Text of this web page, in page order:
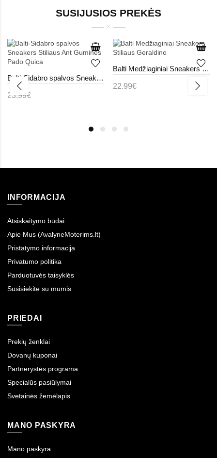
SUSIJUSIOS PREKĖS
Balti-Sidabro spalvos Sneakers Stiliaus Ant Guminės Pado Quica
23.99€
Balti Medžiaginiai Sneakers Stiliaus Geraldino
22.99€
INFORMACIJA
Atsiskaitymo būdai
Apie Mus (AvalyneMoterims.lt)
Pristatymo informacija
Privatumo politika
Parduotuvės taisyklės
Susisiekite su mumis
PRIEDAI
Prekių ženklai
Dovanų kuponai
Partnerystės programa
Specialūs pasiūlymai
Svetainės žemėlapis
MANO PASKYRA
Mano paskyra